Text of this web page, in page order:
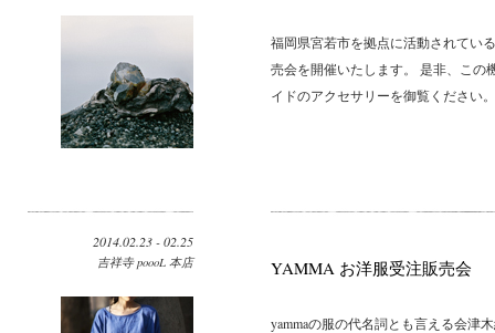
福岡県宮若市を拠点に活動されてい
売会を開催いたします。 是非、この
イドのアクセサリーを御覧ください
2014.02.23 - 02.25
吉祥寺 poooL 本店 YAMMA お洋服受注販売会
yammaの服の代名詞とも言える会津